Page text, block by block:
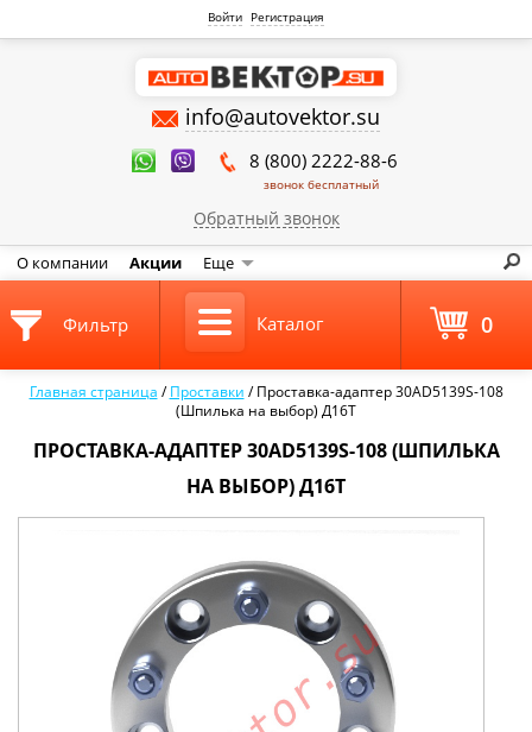
Войти Регистрация
info@autovektor.su
8 (800) 2222-88-6
звонок бесплатный
Обратный звонок
О компании Акции Еще
Главная страница /Проставки /Проставка-адаптер 30AD5139S-108
(Шпилька на выбор) Д16Т
ПРОСТАВКА-АДАПТЕР 30AD5139S-108 (ШПИЛЬКА
НА ВЫБОР) Д16Т
Фильтр Каталог 0